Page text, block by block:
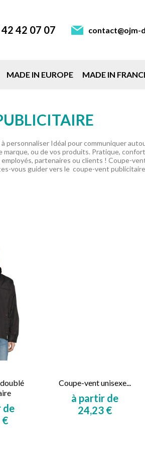
42 07 07 contact@ojm-
MADE IN EUROPE MADE IN
Idéal pour communiquer
ou de vos produits. Pratique,
partenaires ou clients ! Coupe-
vous guider vers le coupe-vent
de
€
Coupe-vent unisexe...
à partir de
24,23 €